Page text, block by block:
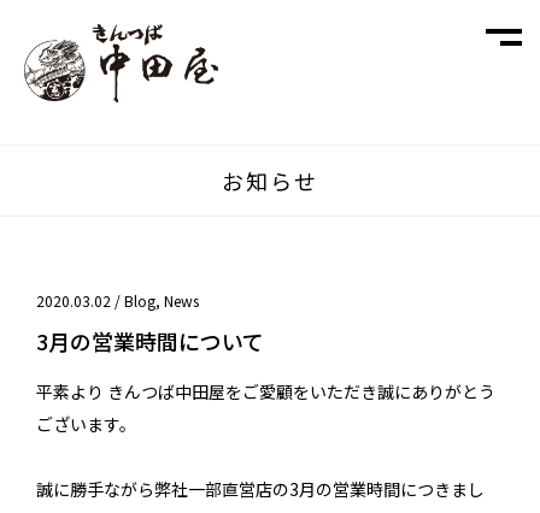
お知らせ
2020.03.02 /Blog, News
3月の営業時間について
平素より きんつば中田屋をご愛顧をいただき誠にありがとう
ございます。
誠に勝手ながら弊社一部直営店の3月の営業時間につきまし